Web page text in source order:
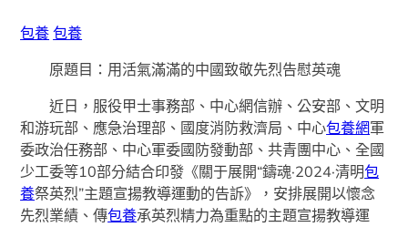
包養 包養
原題目：用活氣滿滿的中國致敬先烈告慰英魂
近日，服役甲士事務部、中心網信辦、公安部、文明
和游玩部、應急治理部、國度消防救濟局、中心包養網軍
委政治任務部、中心軍委國防發動部、共青團中心、全國
少工委等10部分結合印發《關于展開“鑄魂·2024·清明包
養祭英烈”主題宣揚教導運動的告訴》，安排展開以懷念
先烈業績、傳包養承英烈精力為重點的主題宣揚教導運